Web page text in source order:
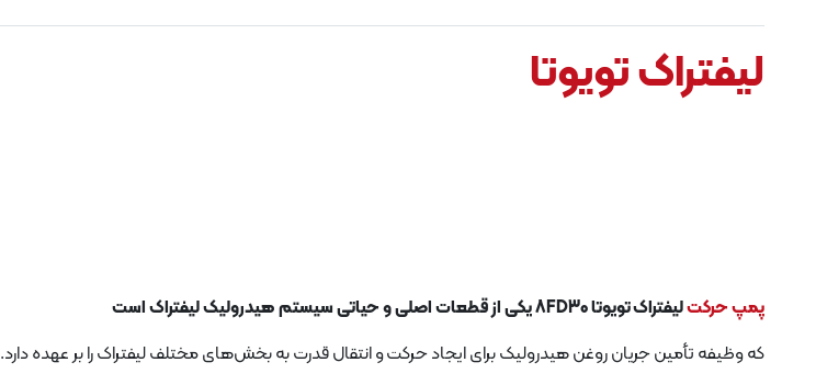
لیفتراک تویوتا
پمپ حرکتلیفتراک تویوتا 8FD30 یکی از قطعات اصلی و حیاتی سیستم هیدرولیک لیفتراک است
که وظیفه تأمین جریان روغن هیدرولیک برای ایجاد حرکت و انتقال قدرت به بخش‌های مختلف لیفتراک را بر عهده دارد.